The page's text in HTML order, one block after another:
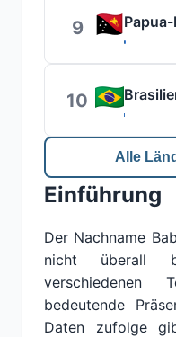
9
10
Alle
Einführung
Der Nachname
nicht überall
bedeutende
Daten zufolge